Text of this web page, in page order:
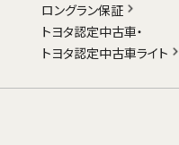
ロングラン保証
トヨタ認定中古車・
トヨタ認定中古車ライト